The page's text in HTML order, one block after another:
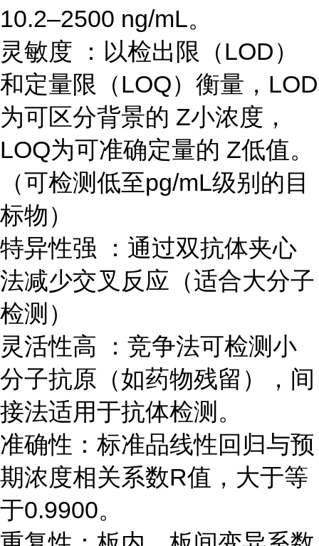
10.2–2500 ng/mL。
灵敏度 ：以检出限（LOD）
和定量限（LOQ）衡量，LOD
为可区分背景的 Z小浓度，
LOQ为可准确定量的 Z低值。
（可检测低至pg/mL级别的目
标物）
特异性强 ：通过双抗体夹心
法减少交叉反应（适合大分子
检测）
灵活性高 ：竞争法可检测小
分子抗原（如药物残留），间
接法适用于抗体检测。
准确性：标准品线性回归与预
期浓度相关系数R值，大于等
于0.9900。